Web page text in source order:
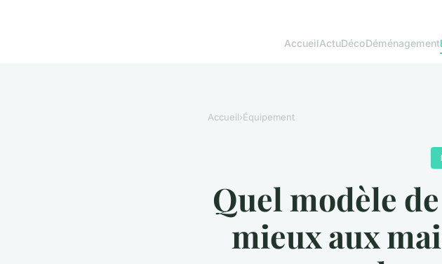
AccueilActuDécoDéménagement
Accueil›Équipement
Quel modèle
mieux aux